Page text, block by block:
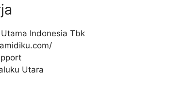
Indonesia Tbk
Utara